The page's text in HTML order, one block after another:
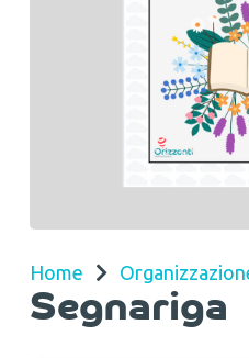
Home
Segnariga